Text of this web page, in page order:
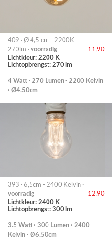
409 · Ø 4,5 cm - 2200K
270lm · voorradig
11,90
Lichtkleur: 2200 K
Lichtopbrengst: 270 lm
4 Watt · 270 Lumen · 2200 Kelvin
· Ø4.50cm
393 · 6,5cm - 2400 Kelvin ·
voorradig
12,90
Lichtkleur: 2400 K
Lichtopbrengst: 300 lm
3.5 Watt · 300 Lumen · 2400
Kelvin · Ø6.50cm